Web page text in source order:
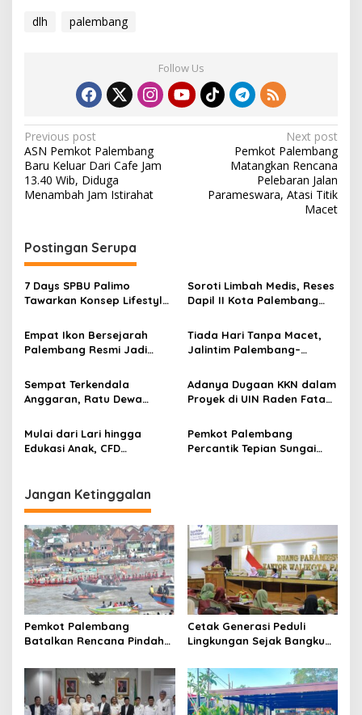
dlh palembang
Follow Us
P
o
s
t
a
v
i
a
i
o
n
Previous post
ASN Pemkot Palembang
Baru Keluar Dari Cafe Jam
13.40 Wib, Diduga
Menambah Jam Istirahat
Next post
Pemkot Palembang
Matangkan Rencana
Pelebaran Jalan
Parameswara, Atasi Titik
Macet
Postingan Serupa
7 Days SPBU Palimo
Tawarkan Konsep Lifestyle
Hangout Baru di Tengah
Kota Palembang
Soroti Limbah Medis, Reses
Dapil II Kota Palembang
Empat Ikon Bersejarah
Palembang Resmi Jadi
Tiada Hari Tanpa Macet,
Jalintim Palembang–
Pengendara
Sempat Terkendala
Anggaran, Ratu Dewa
Pertama Jembatan Alang-
Alang Lebar dan Meminta
Warga Rawat Bersama
Adanya Dugaan KKN dalam
Proyek di UIN Raden Fatah
Kabupaten OKU Timur,
Massa LAKI Dan LASKAR
Sumsel Laporkan ke Kejati
Mulai dari Lari hingga
Edukasi Anak, CFD
Pemkot Palembang
Percantik Tepian Sungai
Jangan Ketinggalan
Pemkot Palembang
Batalkan Rencana Pindah
Dipastikan Tetap di Sungai
Musi
Cetak Generasi Peduli
Lingkungan Sejak Bangku
Palembang Perkuat
Program Adiwiyata